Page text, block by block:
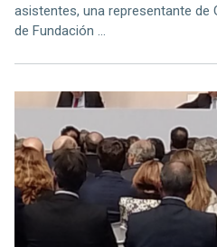
asistentes, una representante de
de Fundación ...